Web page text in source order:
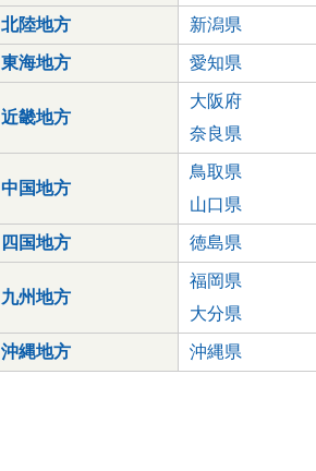
北陸地方 新潟県
東海地方 愛知県
近畿地方
大阪府
奈良県
中国地方
鳥取県
山口県
四国地方 徳島県
九州地方
福岡県
大分県
沖縄地方 沖縄県